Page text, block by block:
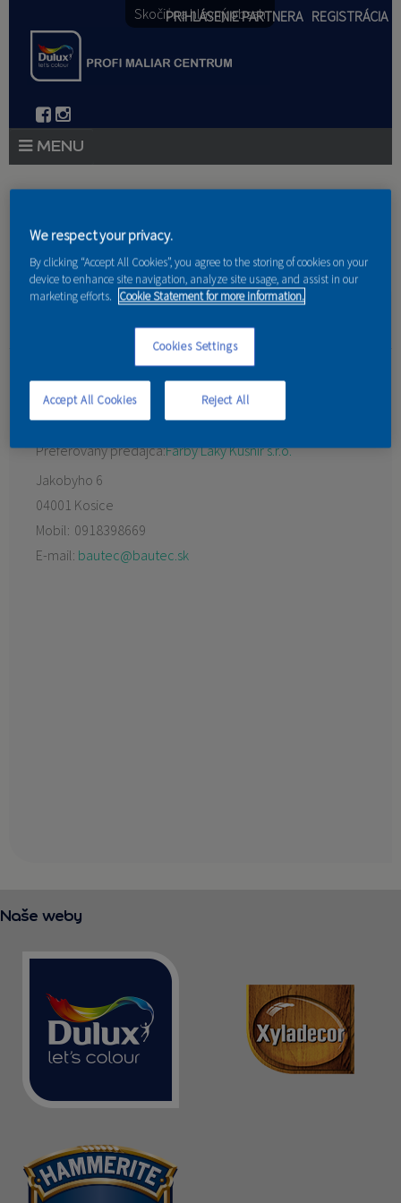
Skočiť na hlavný obsah
PRIHLÁSENIE PARTNERA REGISTRÁCIA
PORADENSTVO
AKCIE A NOVINKY
PARTNERI
Bautec slovakia s.r.o
Preferovaný predajca:Farby Laky Kušnír s.r.o.
Jakobyho 6
04001 Kosice
Mobil: 0918398669
E-mail: bautec@bautec.sk
Naše weby
We respect your privacy.
By clicking “Accept All Cookies”, you agree to the storing of cookies on your
device to enhance site navigation, analyze site usage, and assist in our
marketing efforts. Cookie Statement for more information.
Cookies Settings
Reject All
Accept All Cookies